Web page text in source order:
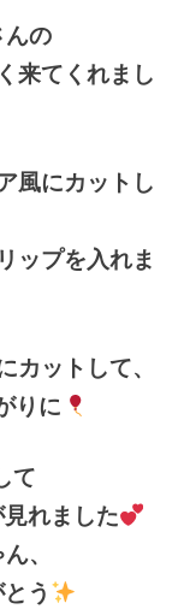
んの
来てくれまし
風にカットし
ップを入れま
カットして、
りに
て
れました
、
う